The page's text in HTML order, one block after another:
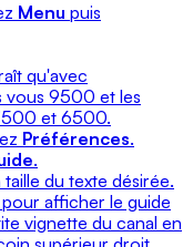
Menu puis
qu'avec
vous 9500 et les
et 6500.
Préférences.
.
du texte désirée.
pour afficher le guide
vignette du canal en